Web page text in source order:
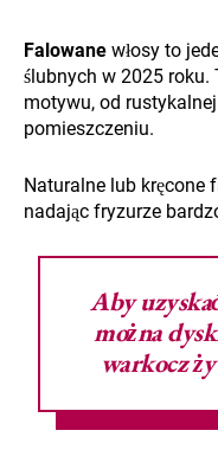
Falowane włosy to
ślubnych w 2025 roku.
motywu, od
pomieszczeniu.
Naturalne lub kręcone
nadając fryzurze
Aby
można
warkocz